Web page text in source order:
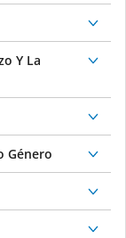
Y La
Género